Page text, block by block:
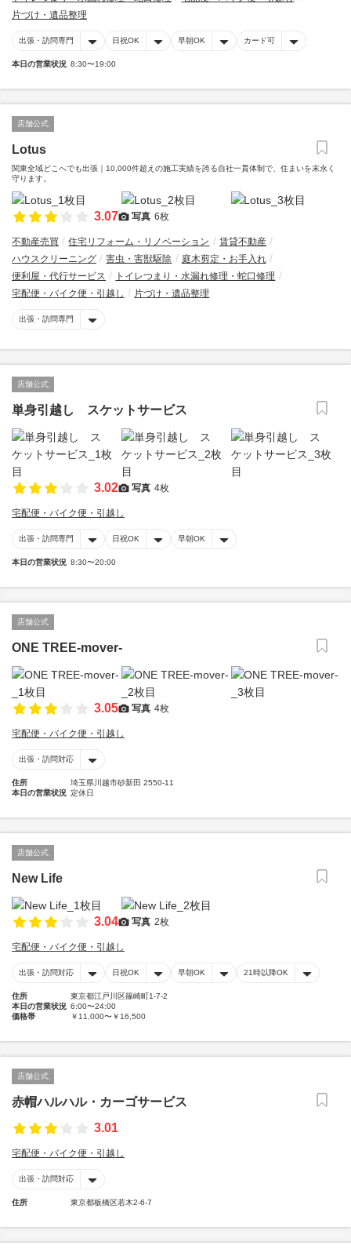
片づけ・遺品整理
出張・訪問専門 日祝OK 早朝OK カード可
本日の営業状況 8:30〜19:00
店舗公式
Lotus
関東全域どこへでも出張｜10,000件超えの施工実績を誇る自社一貫体制で、住まいを末永く
守ります。
3.07 写真 6枚
不動産売買 住宅リフォーム・リノベーション
賃貸不動産
ハウスクリーニング
害虫・害獣駆除
庭木剪定・お手入れ
便利屋・代行サービス
トイレつまり・水漏れ修理・蛇口修理
宅配便・バイク便・引越し
片づけ・遺品整理
出張・訪問専門
店舗公式
単身引越し スケットサービス
3.02 写真 4枚
宅配便・バイク便・引越し
出張・訪問専門 日祝OK 早朝OK
本日の営業状況 8:30〜20:00
店舗公式
ONE TREE-mover-
3.05 写真 4枚
宅配便・バイク便・引越し
出張・訪問対応
住所
埼玉県川越市砂新田 2550-11
本日の営業状況 定休日
店舗公式
New Life
3.04 写真 2枚
宅配便・バイク便・引越し
出張・訪問対応 日祝OK 早朝OK 21時以降OK
住所
東京都江戸川区篠崎町1-7-2
本日の営業状況 6:00〜24:00
価格帯
￥11,000〜￥16,500
店舗公式
赤帽ハルハル・カーゴサービス
3.01
宅配便・バイク便・引越し
出張・訪問対応
住所 東京都板橋区若木2-6-7